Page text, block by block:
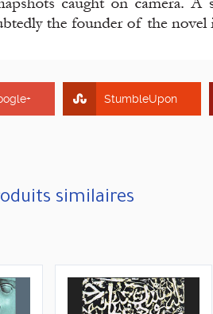
StumbleUpon
similaires